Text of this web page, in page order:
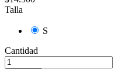
Talla
S
Cantidad